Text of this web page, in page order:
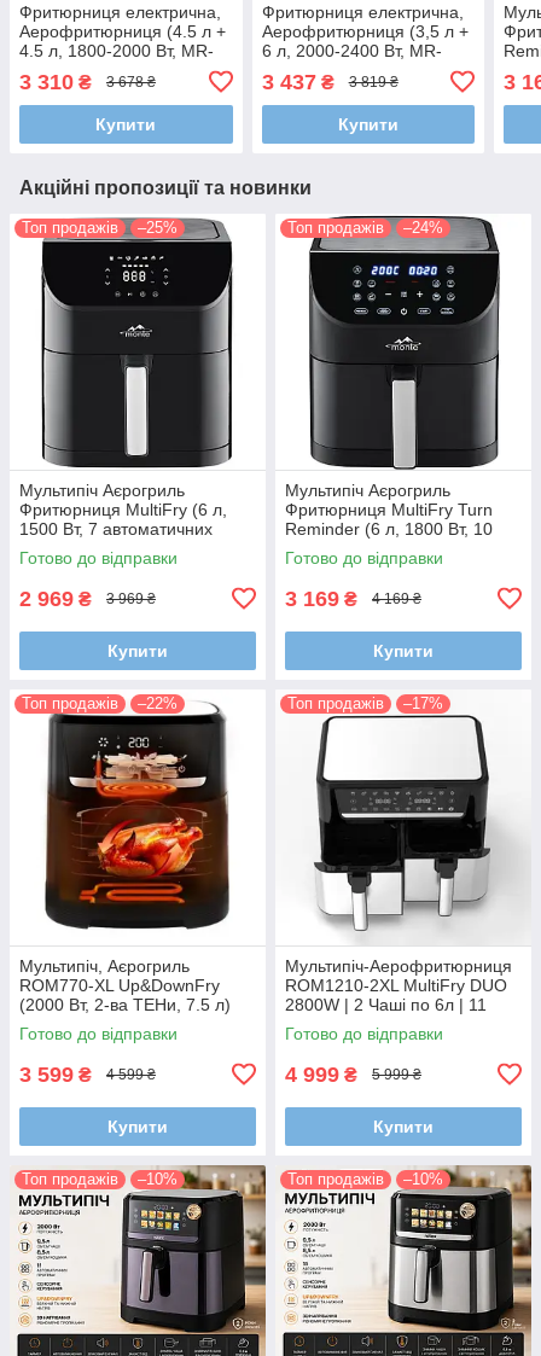
Фритюрниця електрична,
Аерофритюрниця (4.5 л +
4.5 л, 1800-2000 Вт, MR-
3 310 ₴ 3 678 ₴
Купити
Фритюрниця електрична,
Аерофритюрниця (3,5 л +
6 л, 2000-2400 Вт, MR-
3 437₴ 3 819 ₴
Купити
3
Акційні пропозиції та новинки
Топ продажів –25%
Мультипіч Аєрогриль
Фритюрниця MultiFry (6 л,
1500 Вт, 7 автоматичних
програм)
Готово до відправки
2 969 ₴ 3 969 ₴
Купити
Топ продажів –24%
Мультипіч Аєрогриль
Фритюрниця MultiFry Turn
Reminder (6 л, 1800 Вт, 10
автоматичних програм)
Готово до відправки
3 169 ₴ 4 169 ₴
Купити
Топ продажів –22%
Мультипіч, Аєрогриль
ROM770-XL Up&DownFry
(2000 Вт, 2-ва ТЕНи, 7.5 л)
Готово до відправки
3 599 ₴ 4 599 ₴
Купити
Топ продажів –17%
Мультипіч-Аерофритюрниця
ROM1210-2XL MultiFry DUO
2800W | 2 Чаші по 6л | 11
Автопрограм | LED Дисплей |
Синхронізація Приготування
Готово до відправки
4 999 ₴ 5 999 ₴
Купити
Топ продажів –10% Топ продажів –10%